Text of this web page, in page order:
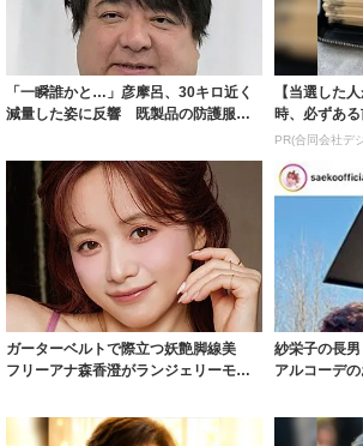
「一瞬誰かと…」彦摩呂、30キロ近く
減量した姿に反響 既製品の防護服が
【当選した
時、必ずあ
PR(合同会社デ
ガーターベルトで際立つ妖艶脚線美
フリーアナ森香澄がランジェリーモデ
紗栄子の長
アルコーデ